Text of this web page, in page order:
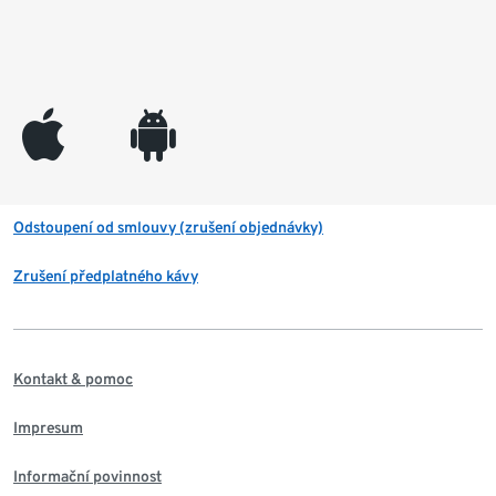
appleinc android
Odstoupení od smlouvy (zrušení objednávky)
Zrušení předplatného kávy
Kontakt & pomoc
Impresum
Informační povinnost